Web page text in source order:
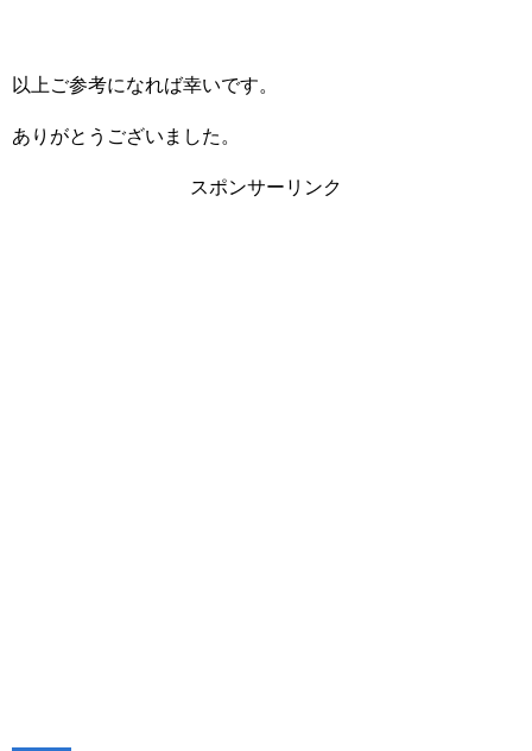
以上ご参考になれば幸いです。
ありがとうございました。
スポンサーリンク